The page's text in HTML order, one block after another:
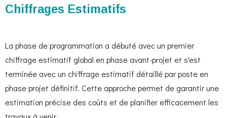
Chiffrages Estimatifs
La phase de programmation a débuté avec un premier
chiffrage estimatif global en phase avant-projet et s'est
terminée avec un chiffrage estimatif détaillé par poste en
phase projet définitif. Cette approche permet de garantir une
estimation précise des coûts et de planifier efficacement les